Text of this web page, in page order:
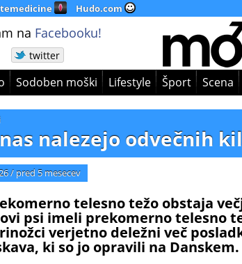
Hudo.com
na Facebooku!
twitter
Sodoben moški Lifestyle Šport Scena
nalezejo odvečnih
/ pred 5 mesecev
telesno težo obstaja
psi imeli prekomerno telesno
verjetno deležni več
ki so jo opravili na Danskem.